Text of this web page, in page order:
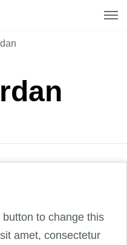
to change this
amet, consectetur